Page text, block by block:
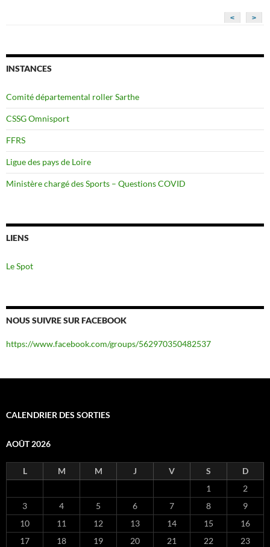
< >
INSTANCES
Comité départemental roller Sarthe
CSSG Omnisport
FFRS
Ligue des pays de Loire
Ministère chargé des Sports – Questions COVID
LIENS
Le Spot
NOUS SUIVRE SUR FACEBOOK
https://www.facebook.com/groups/562970350482537
CALENDRIER DES SORTIES
AOÛT 2026
L M M J V S
D
1
2
3
4 5 6 7 8
9
10
11 12 13 14 15
16
17
18 19 20 21 22
23